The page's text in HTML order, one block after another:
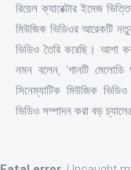
রিয়েল ক্যারেক্টার ইমেজ
মিউজিক ভিডিওর আরেকটি
ভিডিও তৈরি করেছি। আশা
নমন বলেন, ‘গানটি মেলোডি
সিনেম্যাটিক মিউজিক
ভিডিও সম্পাদন করা বড়